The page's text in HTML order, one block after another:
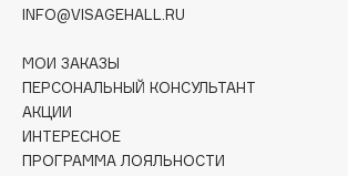
Collagenina
Corimo
CosRX
Cottolina
Crescina
INFO@VISAGEHALL.RU
МОИ ЗАКАЗЫ
ПЕРСОНАЛЬНЫЙ КОНСУЛЬТАНТ
АКЦИИ
ИНТЕРЕСНОЕ
ПРОГРАММА ЛОЯЛЬНОСТИ